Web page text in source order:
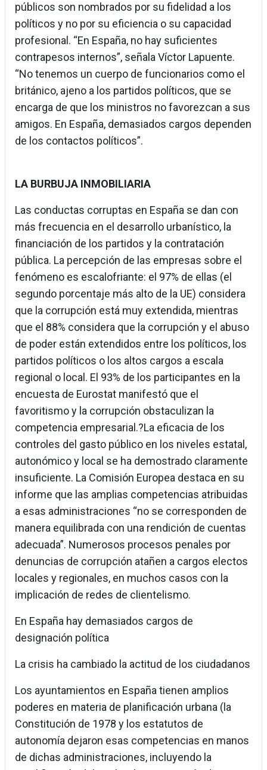
públicos son nombrados por su fidelidad a los
políticos y no por su eficiencia o su capacidad
profesional. “En España, no hay suficientes
contrapesos internos”, señala Víctor Lapuente.
“No tenemos un cuerpo de funcionarios como el
británico, ajeno a los partidos políticos, que se
encarga de que los ministros no favorezcan a sus
amigos. En España, demasiados cargos dependen
de los contactos políticos”.
LA BURBUJA INMOBILIARIA
Las conductas corruptas en España se dan con
más frecuencia en el desarrollo urbanístico, la
financiación de los partidos y la contratación
pública. La percepción de las empresas sobre el
fenómeno es escalofriante: el 97% de ellas (el
segundo porcentaje más alto de la UE) considera
que la corrupción está muy extendida, mientras
que el 88% considera que la corrupción y el abuso
de poder están extendidos entre los políticos, los
partidos políticos o los altos cargos a escala
regional o local. El 93% de los participantes en la
encuesta de Eurostat manifestó que el
favoritismo y la corrupción obstaculizan la
competencia empresarial.?La eficacia de los
controles del gasto público en los niveles estatal,
autonómico y local se ha demostrado claramente
insuficiente. La Comisión Europea destaca en su
informe que las amplias competencias atribuidas
a esas administraciones “no se corresponden de
manera equilibrada con una rendición de cuentas
adecuada”. Numerosos procesos penales por
denuncias de corrupción atañen a cargos electos
locales y regionales, en muchos casos con la
implicación de redes de clientelismo.
En España hay demasiados cargos de
designación política
La crisis ha cambiado la actitud de los ciudadanos
Los ayuntamientos en España tienen amplios
poderes en materia de planificación urbana (la
Constitución de 1978 y los estatutos de
autonomía dejaron esas competencias en manos
de dichas administraciones, incluyendo la